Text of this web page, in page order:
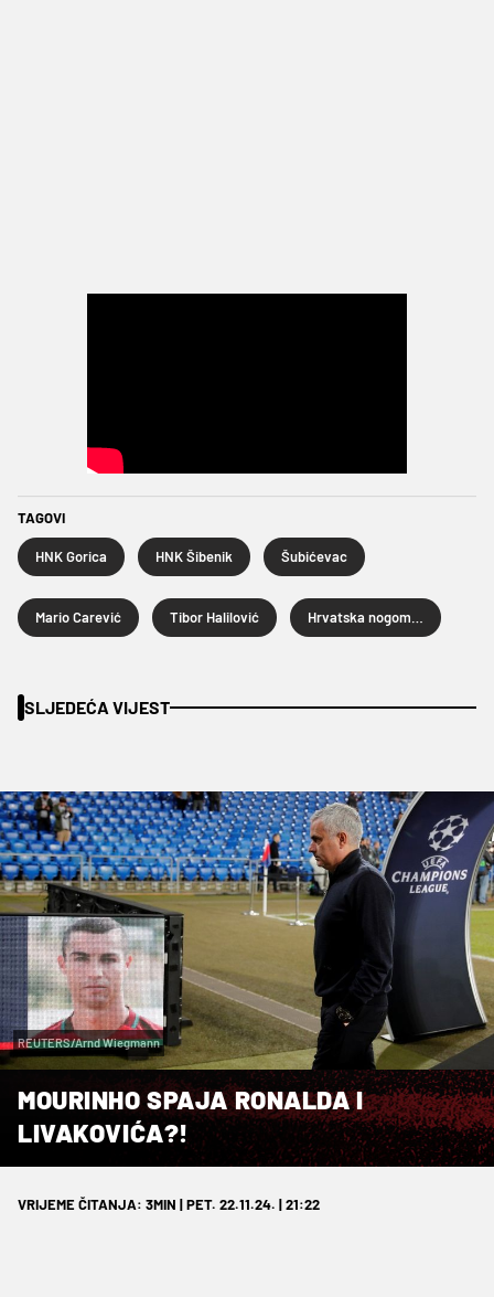
TAGOVI
HNK Gorica HNK Šibenik Šubićevac
Mario Carević Tibor Halilović
SLJEDEĆA VIJEST
REUTERS/Arnd Wiegmann
MOURINHO SPAJA RONALDA I
LIVAKOVIĆA?!
VRIJEME ČITANJA: 3MIN | PET. 22.11.24. | 21:22